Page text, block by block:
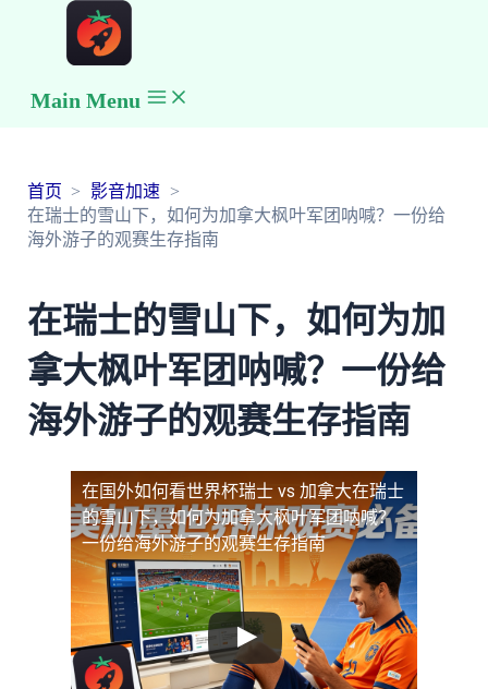
Main Menu
首页
影音加速
在瑞士的雪山下，如何为加拿大枫叶军团呐喊？一份给
海外游子的观赛生存指南
在瑞士的雪山下，如何为加
拿大枫叶军团呐喊？一份给
海外游子的观赛生存指南
在国外如何看世界杯瑞士 vs 加拿大在瑞士
的雪山下，如何为加拿大枫叶军团呐喊？
一份给海外游子的观赛生存指南